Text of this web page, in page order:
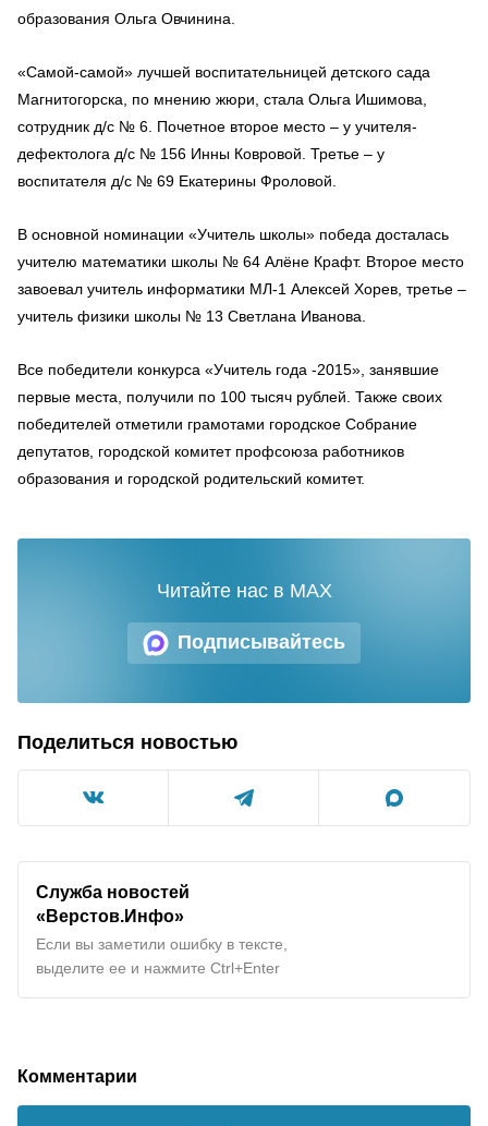
образования Ольга Овчинина.
«Самой-самой» лучшей воспитательницей детского сада
Магнитогорска, по мнению жюри, стала Ольга Ишимова,
сотрудник д/с № 6. Почетное второе место – у учителя-
дефектолога д/с № 156 Инны Ковровой. Третье – у
воспитателя д/с № 69 Екатерины Фроловой.
В основной номинации «Учитель школы» победа досталась
учителю математики школы № 64 Алёне Крафт. Второе место
завоевал учитель информатики МЛ-1 Алексей Хорев, третье –
учитель физики школы № 13 Светлана Иванова.
Все победители конкурса «Учитель года -2015», занявшие
первые места, получили по 100 тысяч рублей. Также своих
победителей отметили грамотами городское Собрание
депутатов, городской комитет профсоюза работников
образования и городской родительский комитет.
Подписывайтесь
Читайте нас в MAX
Поделиться новостью
Служба новостей
«Верстов.Инфо»
Если вы заметили ошибку в тексте,
выделите ее и нажмите Ctrl+Enter
Комментарии